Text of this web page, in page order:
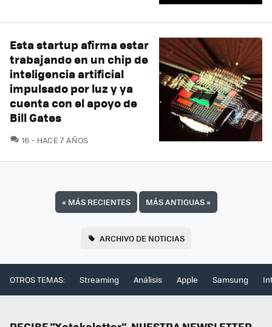
Esta startup afirma estar
trabajando en un chip de
inteligencia artificial
impulsado por luz y ya
cuenta con el apoyo de
Bill Gates
16 COMENTARIOS
HACE 7 AÑOS
« MÁS RECIENTES MÁS ANTIGUAS»
ARCHIVO DE NOTICIAS
OTROS TEMAS: Streaming Análisis Apple Samsung